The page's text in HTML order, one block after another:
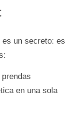
es un secreto: es
en una sola